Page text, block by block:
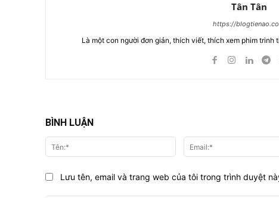
Tân Tân
https://
Là một con người đơn giản, thích viết, thích xem phim
BÌNH LUẬN
Tên:*
Lưu tên, email và trang web của tôi trong trình duyệt